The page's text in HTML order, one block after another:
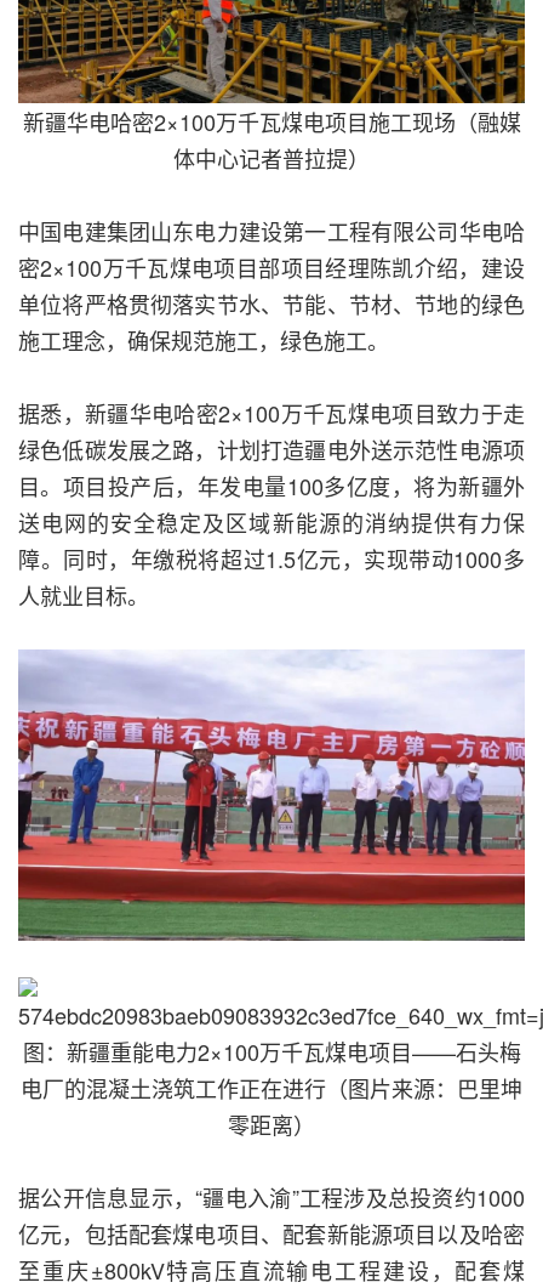
新疆华电哈密2×100万千瓦煤电项目施工现场（融媒
体中心记者普拉提）
中国电建集团山东电力建设第一工程有限公司华电哈
密2×100万千瓦煤电项目部项目经理陈凯介绍，建设
单位将严格贯彻落实节水、节能、节材、节地的绿色
施工理念，确保规范施工，绿色施工。
据悉，新疆华电哈密2×100万千瓦煤电项目致力于走
绿色低碳发展之路，计划打造疆电外送示范性电源项
目。项目投产后，年发电量100多亿度，将为新疆外
送电网的安全稳定及区域新能源的消纳提供有力保
障。同时，年缴税将超过1.5亿元，实现带动1000多
人就业目标。
图：新疆重能电力2×100万千瓦煤电项目——石头梅
电厂的混凝土浇筑工作正在进行（图片来源：巴里坤
零距离）
据公开信息显示，“疆电入渝”工程涉及总投资约1000
亿元，包括配套煤电项目、配套新能源项目以及哈密
至重庆±800kV特高压直流输电工程建设，配套煤